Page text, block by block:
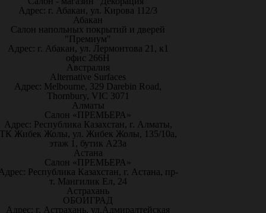
Адрес: г. Абакан, ул. Кирова 112/3
Абакан
Салон напольных покрытий и дверей
"Премиум"
Адрес: г. Абакан, ул. Лермонтова 21, к1
офис 266Н
Австралия
Alternative Surfaces
Адрес: Melbourne, 329 Darebin Road,
Thornbury, VIC 3071
Алматы
Салон «ПРЕМЬЕРА»
Адрес: Республика Казахстан, г. Алматы,
Жибек Жолы, ул. Жибек Жолы, 135/10а,
этаж 1, бутик А23а
Астана
Салон «ПРЕМЬЕРА»
Республика Казахстан, г. Астана, пр-
т. Мангилик Ел, 24
Астрахань
ОБОИГРАД
Адрес: г. Астрахань, ул.Адмиралтейская